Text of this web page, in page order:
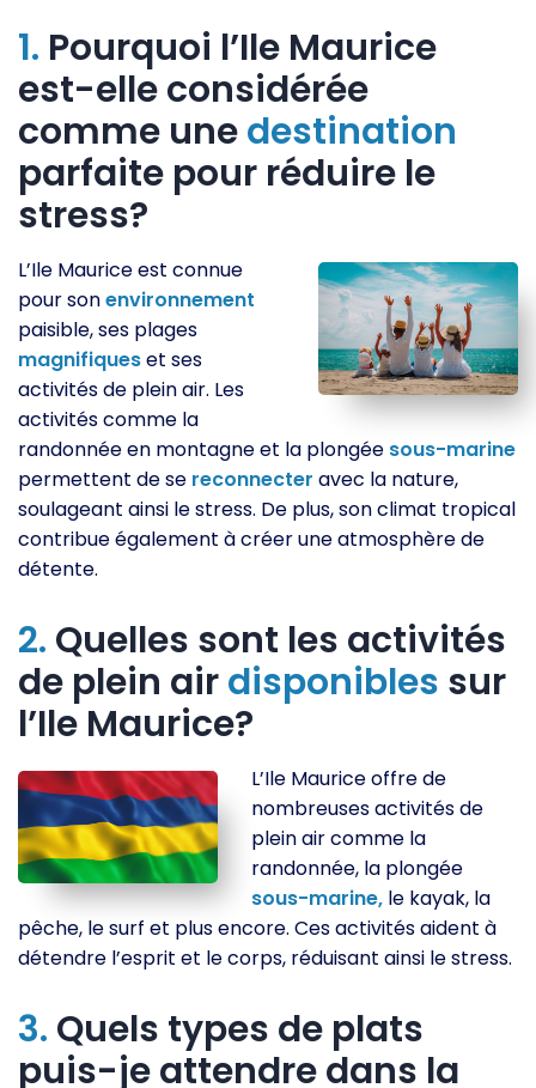
1. Pourquoi l’Ile Maurice
est-elle considérée
comme unedestination
parfaite pour réduire le
stress?
L’Ile Maurice est connue
pour sonenvironnement
paisible, ses plages
magnifiqueset ses
activités de plein air. Les
activités comme la
randonnée en montagne et la plongée sous-marine
permettent de se reconnecter avec la nature,
soulageant ainsi le stress. De plus, son climat tropical
contribue également à créer une atmosphère de
détente.
2. Quelles sont les activités
de plein airdisponibles sur
l’Ile Maurice?
L’Ile Maurice offre de
nombreuses activités de
plein air comme la
randonnée, la plongée
sous-marine, le kayak, la
pêche, le surf et plus encore. Ces activités aident à
détendre l’esprit et le corps, réduisant ainsi le stress.
3. Quels types de plats
puis-je attendre dans la